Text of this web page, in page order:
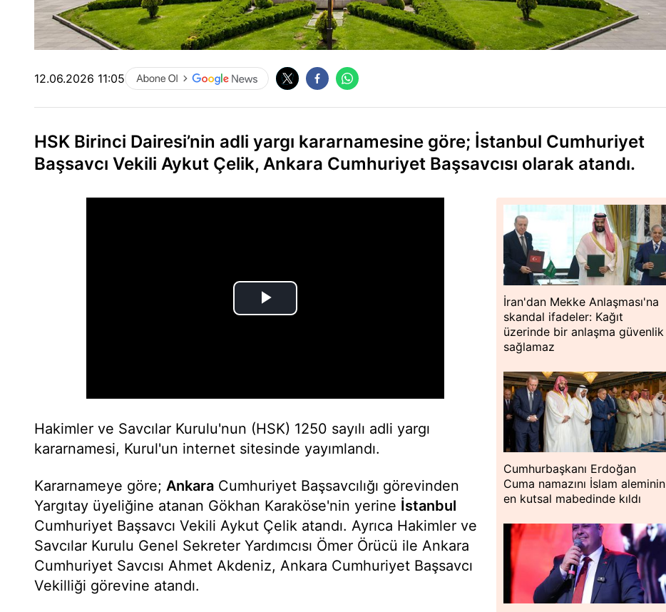
12.06.2026 11:05
HSK Birinci Dairesi’nin adli yargı kararnamesine göre; İstanbul Cumhuriyet
Başsavcı Vekili Aykut Çelik, Ankara Cumhuriyet Başsavcısı olarak atandı.
Hakimler ve Savcılar Kurulu'nun (HSK) 1250 sayılı adli yargı
kararnamesi, Kurul'un internet sitesinde yayımlandı.
Kararnameye göre; Ankara Cumhuriyet Başsavcılığı görevinden
Yargıtay üyeliğine atanan Gökhan Karaköse'nin yerine İstanbul
Cumhuriyet Başsavcı Vekili Aykut Çelik atandı. Ayrıca Hakimler ve
Savcılar Kurulu Genel Sekreter Yardımcısı Ömer Örücü ile Ankara
Cumhuriyet Savcısı Ahmet Akdeniz, Ankara Cumhuriyet Başsavcı
Vekilliği görevine atandı.
İran'dan Mekke Anlaşması'na
skandal ifadeler: Kağıt
üzerinde bir anlaşma güvenlik
sağlamaz
Cumhurbaşkanı Erdoğan
Cuma namazını İslam aleminin
en kutsal mabedinde kıldı